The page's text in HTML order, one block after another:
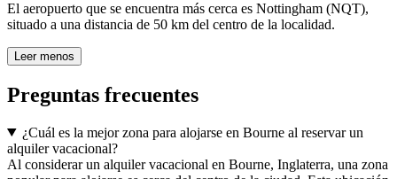
El aeropuerto que se encuentra más cerca es Nottingham (NQT),
situado a una distancia de 50 km del centro de la localidad.
Leer menos
Preguntas frecuentes
¿Cuál es la mejor zona para alojarse en Bourne al reservar un
alquiler vacacional?
Al considerar un alquiler vacacional en Bourne, Inglaterra, una zona